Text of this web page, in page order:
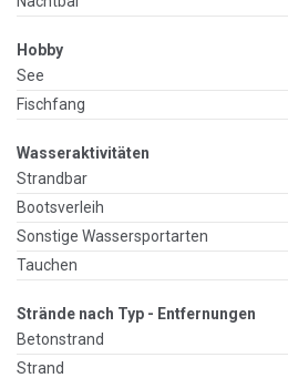
Hobby
See
Fischfang
Wasseraktivitäten
Strandbar
Bootsverleih
Sonstige Wassersportarten
Tauchen
Strände nach Typ - Entfernungen
Betonstrand
Strand